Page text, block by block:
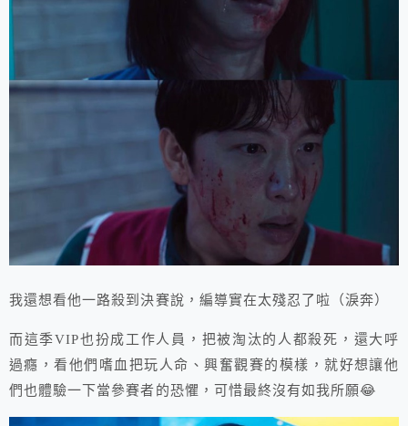
我還想看他一路殺到決賽說，編導實在太殘忍了啦（淚奔）
而這季VIP也扮成工作人員，把被淘汰的人都殺死，還大呼
過癮，看他們嗜血把玩人命、興奮觀賽的模樣，就好想讓他
們也體驗一下當參賽者的恐懼，可惜最終沒有如我所願😂